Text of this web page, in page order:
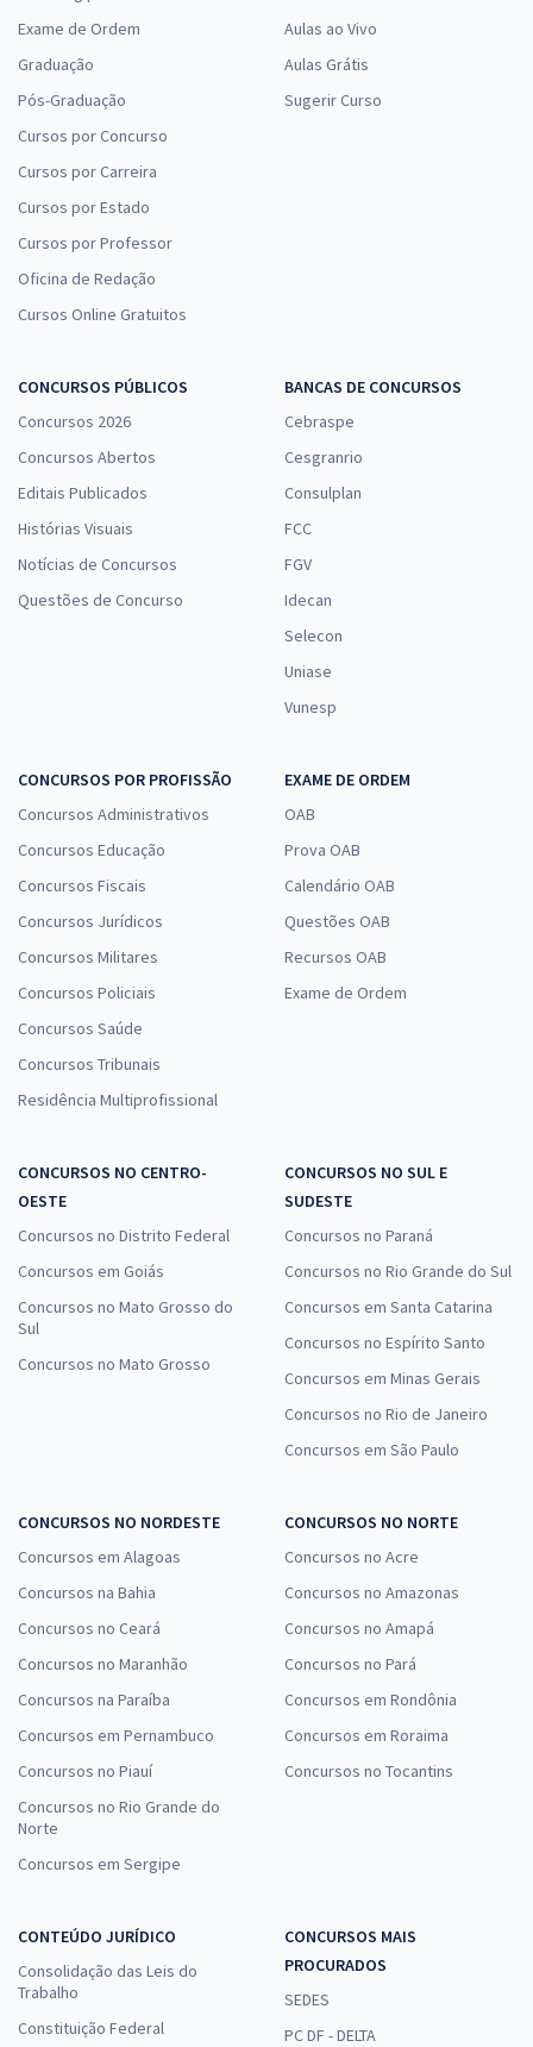
Exame de Ordem
Graduação
Pós-Graduação
Cursos por Concurso
Cursos por Carreira
Cursos por Estado
Cursos por Professor
Oficina de Redação
Cursos Online Gratuitos
Aulas ao Vivo
Aulas Grátis
Sugerir Curso
CONCURSOS PÚBLICOS
Concursos 2026
Concursos Abertos
Editais Publicados
Histórias Visuais
Notícias de Concursos
Questões de Concurso
BANCAS DE CONCURSOS
Cebraspe
Cesgranrio
Consulplan
FCC
FGV
Idecan
Selecon
Uniase
Vunesp
CONCURSOS POR PROFISSÃO
Concursos Administrativos
Concursos Educação
Concursos Fiscais
Concursos Jurídicos
Concursos Militares
Concursos Policiais
Concursos Saúde
Concursos Tribunais
Residência Multiprofissional
EXAME DE ORDEM
OAB
Prova OAB
Calendário OAB
Questões OAB
Recursos OAB
Exame de Ordem
CONCURSOS NO CENTRO-
OESTE
Concursos no Distrito Federal
Concursos em Goiás
Concursos no Mato Grosso do
Sul
Concursos no Mato Grosso
CONCURSOS NO SUL E
SUDESTE
Concursos no Paraná
Concursos no Rio Grande do Sul
Concursos em Santa Catarina
Concursos no Espírito Santo
Concursos em Minas Gerais
Concursos no Rio de Janeiro
Concursos em São Paulo
CONCURSOS NO NORDESTE
Concursos em Alagoas
Concursos na Bahia
Concursos no Ceará
Concursos no Maranhão
Concursos na Paraíba
Concursos em Pernambuco
Concursos no Piauí
Concursos no Rio Grande do
Norte
Concursos em Sergipe
CONCURSOS NO NORTE
Concursos no Acre
Concursos no Amazonas
Concursos no Amapá
Concursos no Pará
Concursos em Rondônia
Concursos em Roraima
Concursos no Tocantins
CONTEÚDO JURÍDICO
Consolidação das Leis do
Trabalho
Constituição Federal
CONCURSOS MAIS
PROCURADOS
SEDES
PC DF - DELTA